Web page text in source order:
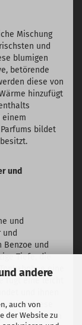
andere
auch von
der Website zu
Mischung
und
blumigen
betörende
diese von
hinzufügt
einem
bildet
und
und
und
Benzoe und
Tiefe, die
eine
fügt eine leicht
und ihnen
Diese
Basis, die den